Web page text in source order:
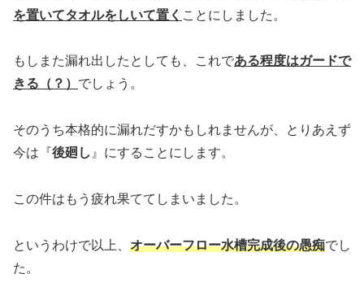
を置いてタオルをしいて置く ことにしました。
もしまた漏れ出したとしても、これである程度はガードで
きる（？） でしょう。
そのうち本格的に漏れだすかもしれませんが、とりあえず
今は『後廻し 』にすることにします。
この件はもう疲れ果ててしまいました。
というわけで以上、 オーバーフロー水槽完成後の愚痴でし
た。